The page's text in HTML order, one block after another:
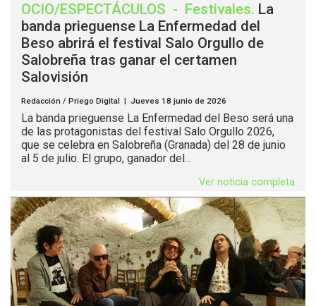
OCIO/ESPECTÁCULOS - Festivales. La
banda prieguense La Enfermedad del
Beso abrirá el festival Salo Orgullo de
Salobreña tras ganar el certamen
Salovisión
Redacción / Priego Digital | Jueves 18 junio de 2026
La banda prieguense La Enfermedad del Beso será una
de las protagonistas del festival Salo Orgullo 2026,
que se celebra en Salobreña (Granada) del 28 de junio
al 5 de julio. El grupo, ganador del...
Ver noticia completa